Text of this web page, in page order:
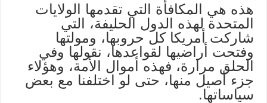
هذه هي المكافأة التي تقدمها الولايات
المتحدة لهذه الدول الحليفة، التي
شاركت أمريكا كل حروبها، ومولتها
وفتحت أراضيها لقواعدها، نقولها وفي
الحلق مرارة، فهذه أموال الأمة، وهؤلاء
جزء أصيل منها، حتى لو اختلفنا مع بعض
سياساتها.